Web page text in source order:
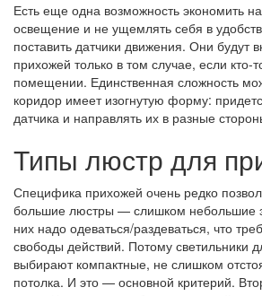
Есть еще одна возможность экономить
освещение и не ущемлять себя в
поставить датчики движения. Они будут
прихожей только в том случае, если кто-
помещении. Единственная сложность
коридор имеет изогнутую форму:
датчика и направлять их в разные
Типы люстр для
Специфика прихожей очень редко
большие люстры — слишком небольшие
них надо одеваться/раздеваться, что
свободы действий. Потому светильники
выбирают компактные, не слишком
потолка. И это — основной критерий.